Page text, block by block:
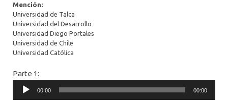
Mención:
Universidad de Talca
Universidad del Desarrollo
Universidad Diego Portales
Universidad de Chile
Universidad Católica
Parte 1:
Audio
Player
00:00 00:00